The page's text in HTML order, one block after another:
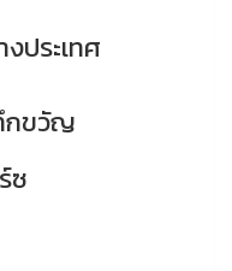
ประเทศ
กขวัญ
ซ